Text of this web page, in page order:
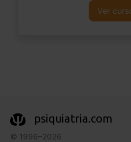
Ver
psiquiatria.com
© 1996–2026